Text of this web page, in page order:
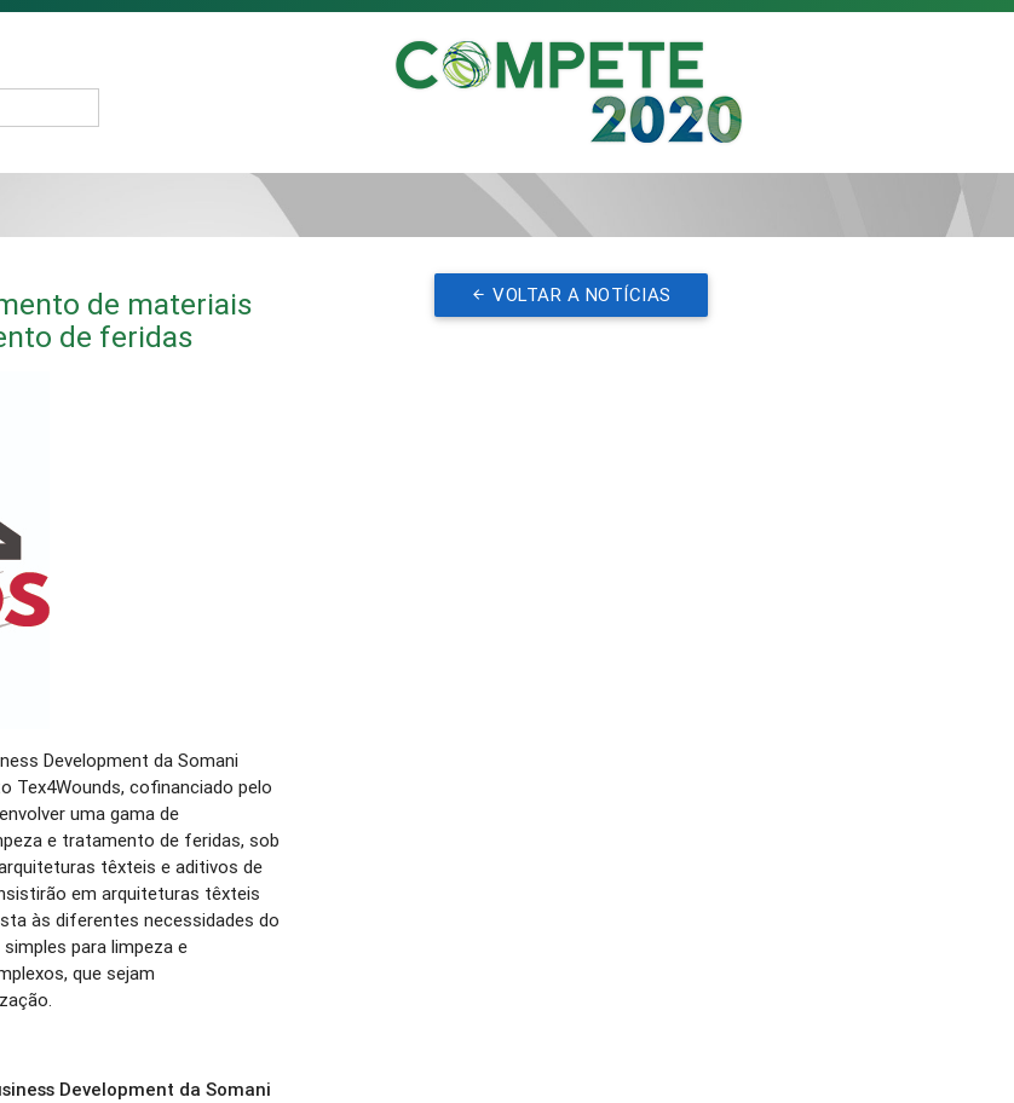
de materiais
de feridas
Development da Somani
Tex4Wounds, cofinanciado pelo
uma gama de
e tratamento de feridas, sob
têxteis e aditivos de
em arquiteturas têxteis
às diferentes necessidades do
para limpeza e
que sejam
Development da Somani
VOLTAR A NOTÍCIAS